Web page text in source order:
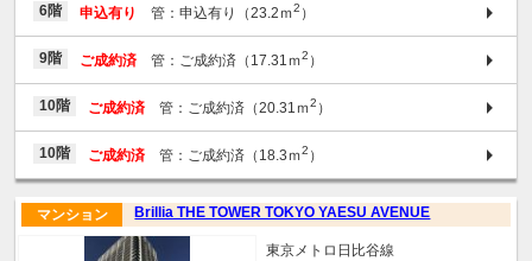
6階 申込有り 管：申込有り（23.2ｍ2 ）
9階 ご成約済 管：ご成約済（17.31ｍ2 ）
10階 ご成約済 管：ご成約済（20.31ｍ2 ）
10階 ご成約済 管：ご成約済（18.3ｍ2 ）
Brillia THE TOWER TOKYO YAESU AVENUE
マンション
東京メトロ日比谷線